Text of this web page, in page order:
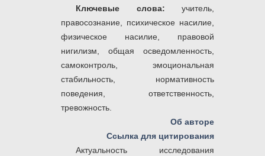
Ключевые слова: учитель,
правосознание, психическое насилие,
физическое насилие, правовой
нигилизм, общая осведомленность,
самоконтроль, эмоциональная
стабильность, нормативность
поведения, ответственность,
тревожность.
Об авторе
Ссылка для цитирования
Актуальность исследования